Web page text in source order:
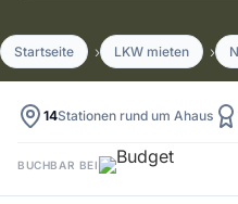
Startseite LKW mieten
14Stationen rund um Ahaus
BUCHBAR BEI